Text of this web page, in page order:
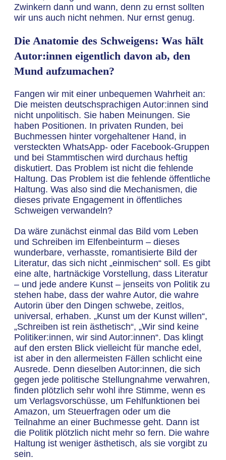
Zwinkern dann und wann, denn zu ernst sollten
wir uns auch nicht nehmen. Nur ernst genug.
Die Anatomie des Schweigens: Was hält
Autor:innen eigentlich davon ab, den
Mund aufzumachen?
Fangen wir mit einer unbequemen Wahrheit an:
Die meisten deutschsprachigen Autor:innen sind
nicht unpolitisch. Sie haben Meinungen. Sie
haben Positionen. In privaten Runden, bei
Buchmessen hinter vorgehaltener Hand, in
versteckten WhatsApp- oder Facebook-Gruppen
und bei Stammtischen wird durchaus heftig
diskutiert. Das Problem ist nicht die fehlende
Haltung. Das Problem ist die fehlende öffentliche
Haltung. Was also sind die Mechanismen, die
dieses private Engagement in öffentliches
Schweigen verwandeln?
Da wäre zunächst einmal das Bild vom Leben
und Schreiben im Elfenbeinturm – dieses
wunderbare, verhasste, romantisierte Bild der
Literatur, das sich nicht „einmischen“ soll. Es gibt
eine alte, hartnäckige Vorstellung, dass Literatur
– und jede andere Kunst – jenseits von Politik zu
stehen habe, dass der wahre Autor, die wahre
Autorin über den Dingen schwebe, zeitlos,
universal, erhaben. „Kunst um der Kunst willen“,
„Schreiben ist rein ästhetisch“, „Wir sind keine
Politiker:innen, wir sind Autor:innen“. Das klingt
auf den ersten Blick vielleicht für manche edel,
ist aber in den allermeisten Fällen schlicht eine
Ausrede. Denn dieselben Autor:innen, die sich
gegen jede politische Stellungnahme verwahren,
finden plötzlich sehr wohl ihre Stimme, wenn es
um Verlagsvorschüsse, um Fehlfunktionen bei
Amazon, um Steuerfragen oder um die
Teilnahme an einer Buchmesse geht. Dann ist
die Politik plötzlich nicht mehr so fern. Die wahre
Haltung ist weniger ästhetisch, als sie vorgibt zu
sein.